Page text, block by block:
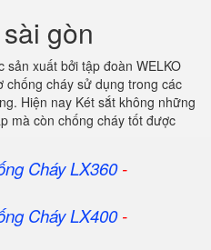
gòn
sản xuất bởi tập đoàn WELKO
chống cháy sử dụng trong các
Hiện nay Két sắt không những
mà còn chống cháy tốt được
Cháy LX360-
Cháy LX400-